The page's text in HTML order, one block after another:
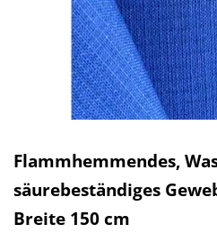
Flammhemmendes,
säurebeständiges
Breite 150 cm